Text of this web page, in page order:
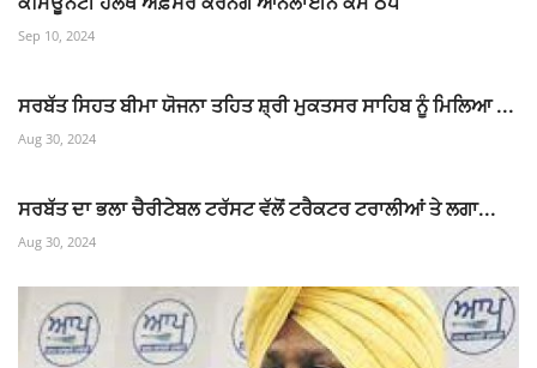
Sep 10, 2024
ਸਰਬੱਤ ਸਿਹਤ ਬੀਮਾ ਯੋਜਨਾ ਤਹਿਤ ਸ਼੍ਰੀ ਮੁਕਤਸਰ ਸਾਹਿਬ ਨੂੰ ਮਿਲਿਆ ...
Aug 30, 2024
ਸਰਬੱਤ ਦਾ ਭਲਾ ਚੈਰੀਟੇਬਲ ਟਰੱਸਟ ਵੱਲੋਂ ਟਰੈਕਟਰ ਟਰਾਲੀਆਂ ਤੇ ਲਗਾ...
Aug 30, 2024